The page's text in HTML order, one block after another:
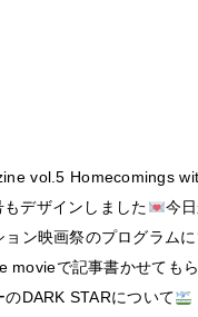
vol.5 Homecomings
デザインしました
今
ョン映画祭のプログラム
movieで記事書かせても
のDARK STARについて